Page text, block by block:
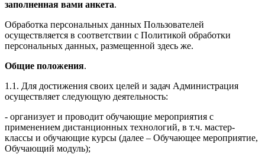
заполненная вами анкета.
Обработка персональных данных Пользователей
осуществляется в соответствии с Политикой обработки
персональных данных, размещенной здесь же.
Общие положения.
1.1. Для достижения своих целей и задач Администрация
осуществляет следующую деятельность:
- организует и проводит обучающие мероприятия с
применением дистанционных технологий, в т.ч. мастер-
классы и обучающие курсы (далее – Обучающее мероприятие,
Обучающий модуль);